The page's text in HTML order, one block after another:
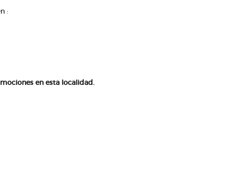
:
en esta localidad.